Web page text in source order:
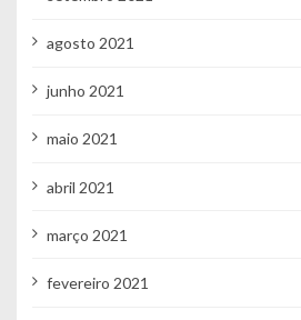
agosto 2021
junho 2021
maio 2021
abril 2021
março 2021
fevereiro 2021